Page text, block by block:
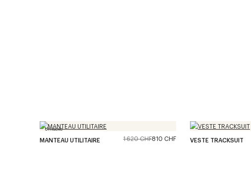
Unisexe
MANTEAU UTILITAIRE 1 620 CHF810 CHF VESTE TRACKSUIT